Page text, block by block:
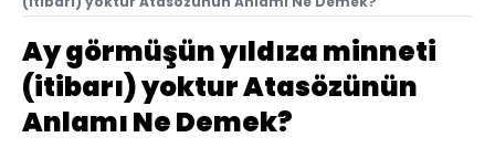
Ay görmüşün yıldıza minneti
(itibarı) yoktur Atasözünün
Anlamı Ne Demek?